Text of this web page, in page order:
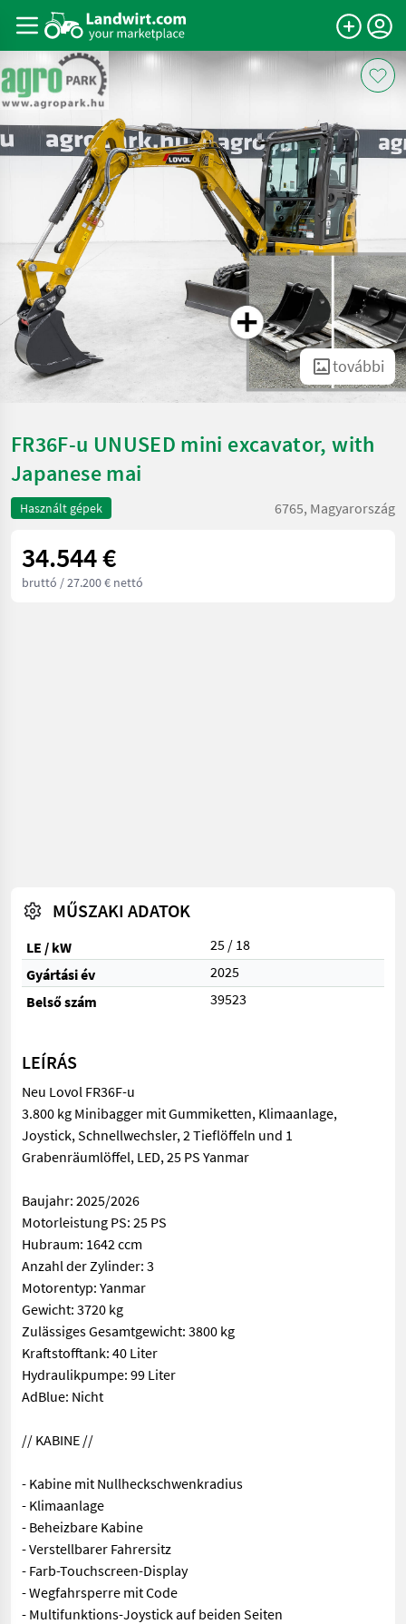
további
FR36F-u UNUSED mini excavator, with
Japanese mai
Használt gépek 6765, Magyarország
34.544 €
bruttó / 27.200 € nettó
MŰSZAKI ADATOK
LE / kW
25 / 18
Gyártási év
2025
Belső szám
39523
LEÍRÁS
Neu Lovol FR36F-u
3.800 kg Minibagger mit Gummiketten, Klimaanlage,
Joystick, Schnellwechsler, 2 Tieflöffeln und 1
Grabenräumlöffel, LED, 25 PS Yanmar
Baujahr: 2025/2026
Motorleistung PS: 25 PS
Hubraum: 1642 ccm
Anzahl der Zylinder: 3
Motorentyp: Yanmar
Gewicht: 3720 kg
Zulässiges Gesamtgewicht: 3800 kg
Kraftstofftank: 40 Liter
Hydraulikpumpe: 99 Liter
AdBlue: Nicht
// KABINE //
- Kabine mit Nullheckschwenkradius
- Klimaanlage
- Beheizbare Kabine
- Verstellbarer Fahrersitz
- Farb-Touchscreen-Display
- Wegfahrsperre mit Code
- Multifunktions-Joystick auf beiden Seiten